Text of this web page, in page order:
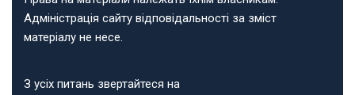
Адміністрація сайту відповідальності за зміст
матеріалу не несе.
З усіх питань звертайтеся на